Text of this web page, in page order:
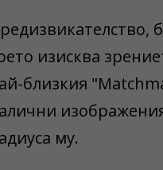
изисква
близкия
му.